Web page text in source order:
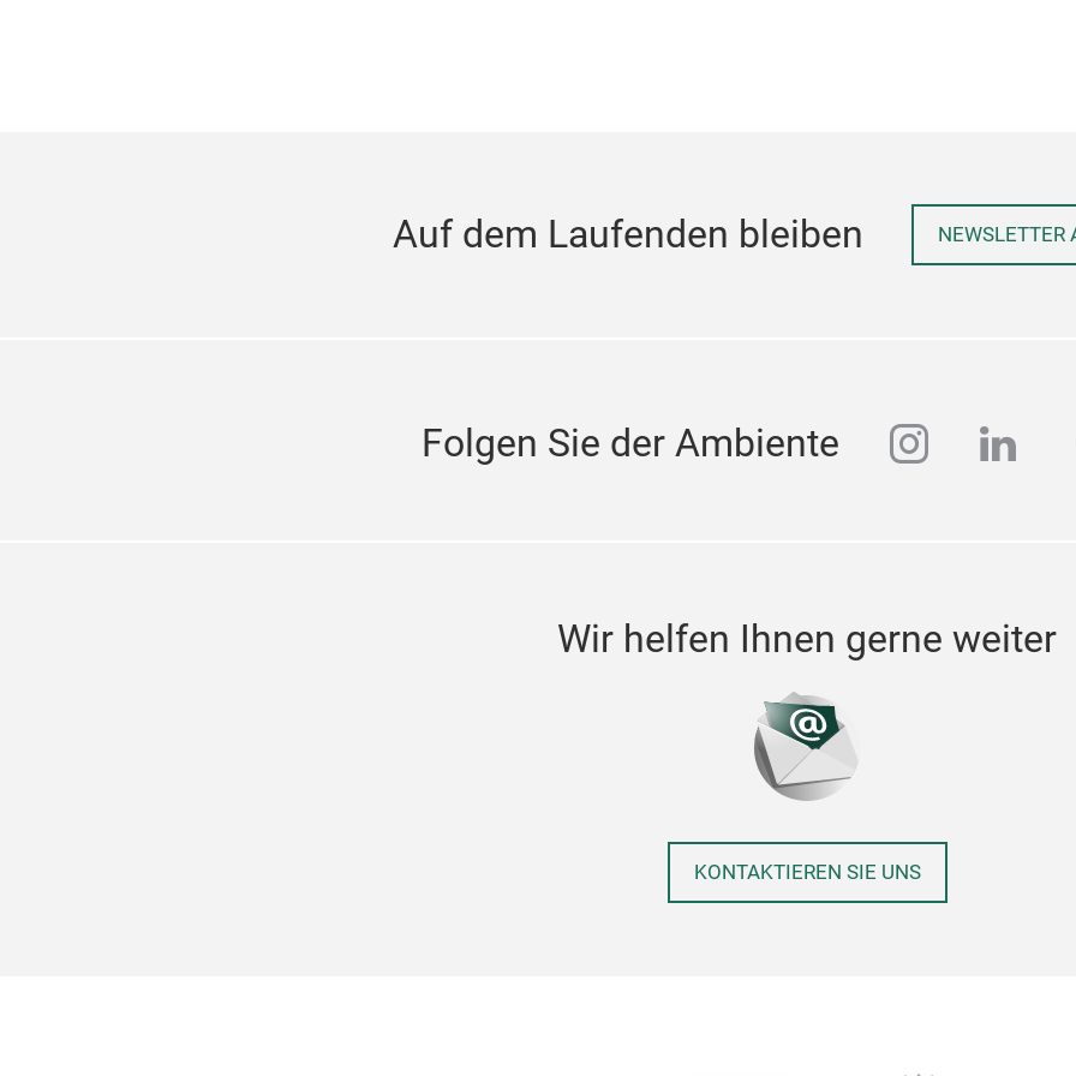
Auf dem Laufenden bleiben NEWSLETTER
Folgen Sie der Ambiente
Wir helfen Ihnen gerne weiter
KONTAKTIEREN SIE UNS